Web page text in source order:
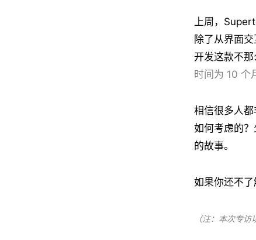
上周，
除了从界面
开发这款不
时间为 10 个
相信很多人
如何考虑的
的故事。
如果你还不了
（注：本次专